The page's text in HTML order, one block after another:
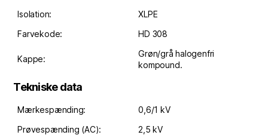
Isolation:
XLPE
Farvekode:
HD 308
Kappe:
Grøn/grå halogenfri
kompound.
Tekniske data
Mærkespænding:
0,6/1 kV
Prøvespænding (AC):
2,5 kV